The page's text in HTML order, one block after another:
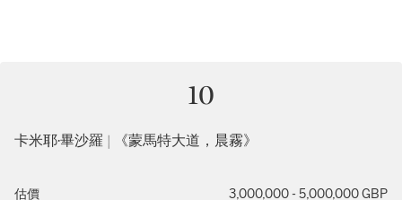
10
卡米耶·畢沙羅 | 《蒙馬特大道，晨霧》
估價 3,000,000 - 5,000,000 GBP